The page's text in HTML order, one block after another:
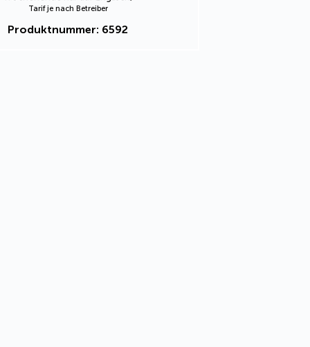
Tarif je nach Betreiber
Produktnummer: 6592